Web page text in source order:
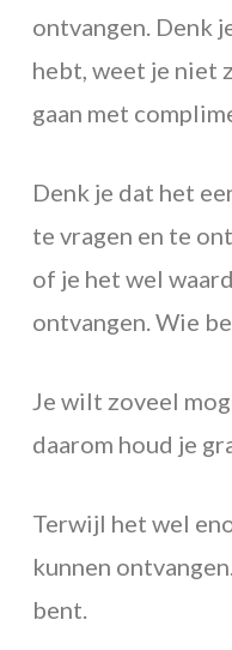
ontvangen. Denk
hebt, weet je niet
gaan met
Denk je dat het
te vragen en te
of je het wel
ontvangen. Wie
Je wilt zoveel
daarom houd je
Terwijl het wel
kunnen
bent.